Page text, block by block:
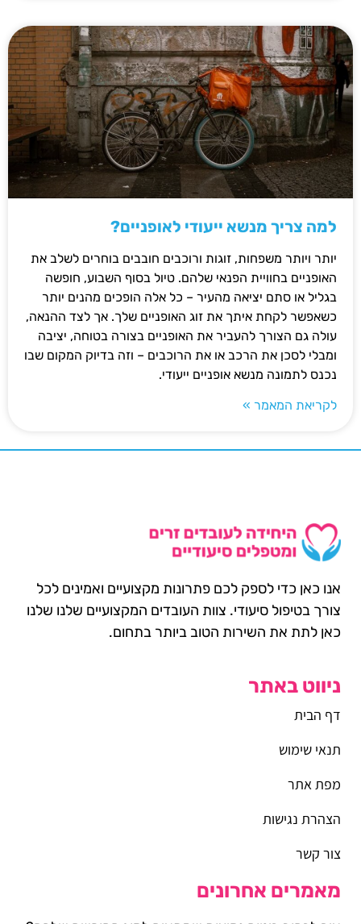
למה צריך מנשא ייעודי לאופניים?
יותר ויותר משפחות, זוגות ורוכבים חובבים בוחרים לשלב את
האופניים בחוויית הפנאי שלהם. טיול בסוף השבוע, חופשה
בגליל או סתם יציאה מהעיר – כל אלה הופכים מהנים יותר
כשאפשר לקחת איתך את זוג האופניים שלך. אך לצד ההנאה,
עולה גם הצורך להעביר את האופניים בצורה בטוחה, יציבה
ומבלי לסכן את הרכב או את הרוכבים – וזה בדיוק המקום שבו
נכנס לתמונה מנשא אופניים ייעודי.
לקריאת המאמר »
אנו כאן כדי לספק לכם פתרונות מקצועיים ואמינים לכל
צורך בטיפול סיעודי. צוות העובדים המקצועיים שלנו שלנו
כאן לתת את השירות הטוב ביותר בתחום.
ניווט באתר
דף הבית
תנאי שימוש
מפת אתר
הצהרת נגישות
צור קשר
מאמרים אחרונים